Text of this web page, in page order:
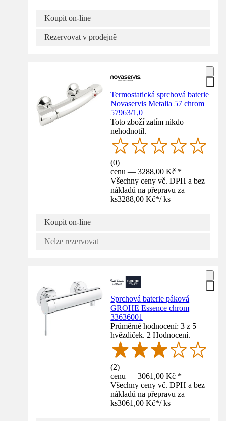
Koupit on-line
Rezervovat v prodejně
Termostatická sprchová baterie
Novaservis Metalia 57 chrom
57963/1,0
Toto zboží zatím nikdo
nehodnotil.
(0)
cenu — 3288,00 Kč *
Všechny ceny vč. DPH a bez
nákladů na přepravu za
ks3288,00 Kč*/ ks
Koupit on-line
Nelze rezervovat
Sprchová baterie páková
GROHE Essence chrom
33636001
Průměrné hodnocení: 3 z 5
hvězdiček. 2 Hodnocení.
(2)
cenu — 3061,00 Kč *
Všechny ceny vč. DPH a bez
nákladů na přepravu za
ks3061,00 Kč*/ ks